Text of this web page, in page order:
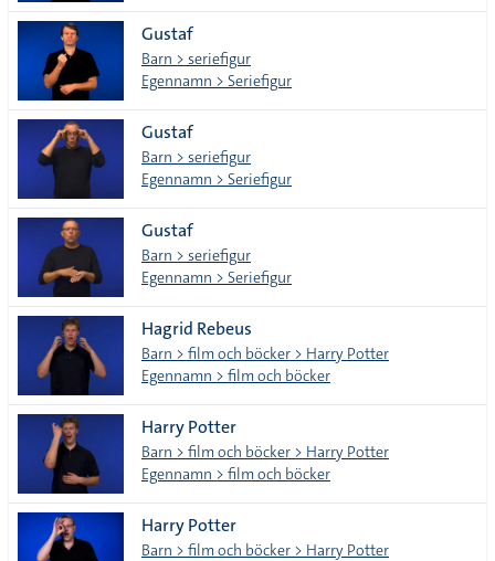
Gustaf
Barn > seriefigur
Egennamn > Seriefigur
Gustaf
Barn > seriefigur
Egennamn > Seriefigur
Gustaf
Barn > seriefigur
Egennamn > Seriefigur
Hagrid Rebeus
Barn > film och böcker > Harry Potter
Egennamn > film och böcker
Harry Potter
Barn > film och böcker > Harry Potter
Egennamn > film och böcker
Harry Potter
Barn > film och böcker > Harry Potter